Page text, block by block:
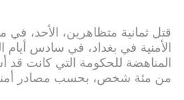
قتل ثمانية متظاهرين، الأحد، في
الأمنية في بغداد، في سادس أيام
المناهضة للحكومة التي كانت
من مئة شخص، بحسب مصادر